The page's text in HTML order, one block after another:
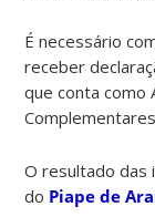
É necessário
receber
que conta como
O resultado das
do Piape de